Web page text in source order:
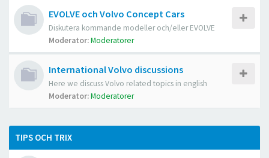
EVOLVE och Volvo Concept Cars
Diskutera kommande modeller och/eller EVOLVE
Moderator:Moderatorer
International Volvo discussions
Here we discuss Volvo related topics in english
Moderator:Moderatorer
TIPS OCH TRIX